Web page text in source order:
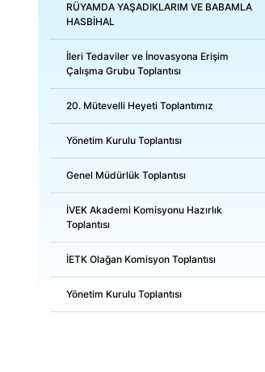
RÜYAMDA YAŞADIKLARIM VE BABAMLA
HASBİHAL
İleri Tedaviler ve İnovasyona Erişim
Çalışma Grubu Toplantısı
20. Mütevelli Heyeti Toplantımız
Yönetim Kurulu Toplantısı
Genel Müdürlük Toplantısı
İVEK Akademi Komisyonu Hazırlık
Toplantısı
İETK Olağan Komisyon Toplantısı
Yönetim Kurulu Toplantısı